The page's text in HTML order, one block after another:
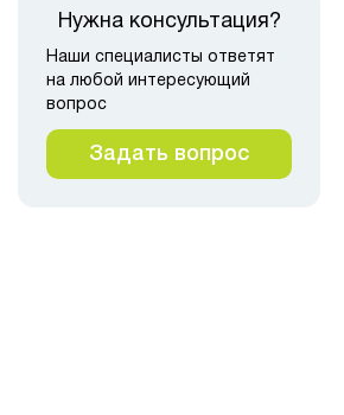
Модуль М23-2 №1
Нужна консультация?
Наши специалисты ответят
на любой интересующий
вопрос
Задать вопрос